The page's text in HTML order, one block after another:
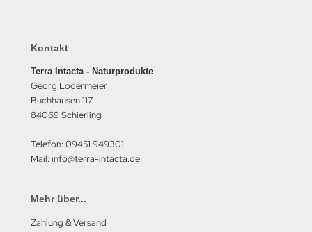
Kontakt
Terra Intacta - Naturprodukte
Georg Lodermeier
Buchhausen 117
84069 Schierling
Telefon: 09451 949301
Mail: info@terra-intacta.de
Mehr über...
Zahlung & Versand